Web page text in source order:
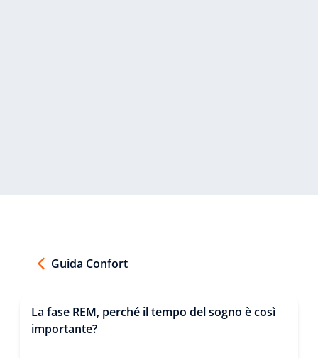
Guida Confort
La fase REM, perché il tempo del sogno è così
importante?